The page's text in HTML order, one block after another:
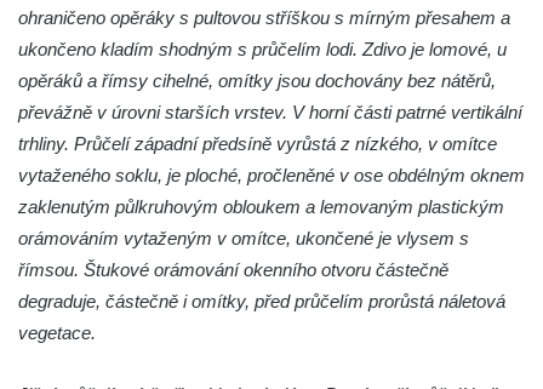
Kaple severně od Ředhoště
Kostel Nanebevzetí Panny Marie v
Postoloprtech
Hřbitovní kaple v Postoloprtech
Kostel svatého Jana Evangelisty v Malém
Březně
Kaple svatého Antonína Paduánského na
návsi ve Vysokém Březně
ohraničeno opěráky s pultovou stříškou s mírným přesahem a
ukončeno kladím shodným s průčelím lodi. Zdivo je lomové, u
opěráků a římsy cihelné, omítky jsou dochovány bez nátěrů,
převážně v úrovni starších vrstev. V horní části patrné vertikální
trhliny. Průčelí západní předsíně vyrůstá z nízkého, v omítce
vytaženého soklu, je ploché, pročleněné v ose obdélným oknem
zaklenutým půlkruhovým obloukem a lemovaným plastickým
orámováním vytaženým v omítce, ukončené je vlysem s
římsou. Štukové orámování okenního otvoru částečně
degraduje, částečně i omítky, před průčelím prorůstá náletová
vegetace.